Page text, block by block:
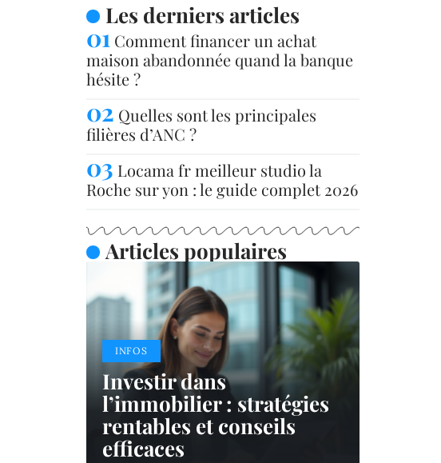
Les derniers articles
Comment financer un achat
maison abandonnée quand la banque
hésite ?
Quelles sont les principales
filières d’ANC ?
Locama fr meilleur studio la
Roche sur yon : le guide complet 2026
Articles populaires
INFOS
Investir dans
l’immobilier : stratégies
rentables et conseils
efficaces